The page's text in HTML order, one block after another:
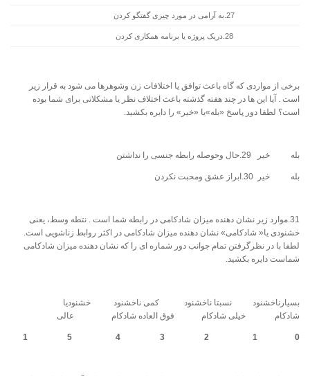
27.به آرامی در مورد چیزی گفتگو کردن
28.دریک پروژه یا برنامه همکاری کردن
برخی از مواردی که گاه باعث توافق یا اختلافات زن وشوهرها می شود به قرار زیر
است . آیا این ها در چند هفته گذشته باعث اختلاف نظر یا مشکلاتی برای شما بوده
است؟ لطفا دور پاسخ «بله»یا «خیر» را دایره بکشید.
بله خیر 29.حال وحوصله رابطه جنسی را نداشتن
بله خیر 30.ابراز عشق ومحبت نکردن
31.موارد زیر نشان دهنده میزان شادکامی در رابطه شما است . نتطه وسط، یعنی
خشنودی یا« شادکامی» نشان دهنده میزان شادکامی در اکثر روابط زناشویی است.
لطفا با در نظرگرفتن تمام جوانب دور شماره ای را که نشان دهنده میزان شادکامی
شماست دایره بکشید.
بسیارناخشنود نسبتا ناخشنود کمی ناخشنود خشنودیا
شادکام خیلی شادکام فوق العاده شادکام عالی
0 1 2 3 4 5 1